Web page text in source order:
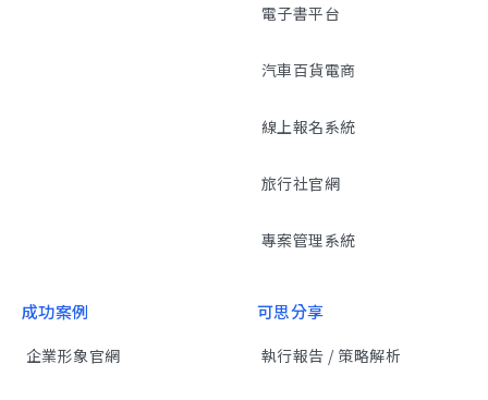
電子書平台
汽車百貨電商
線上報名系統
旅行社官網
專案管理系統
成功案例
企業形象官網
可思分享
執行報告 / 策略解析